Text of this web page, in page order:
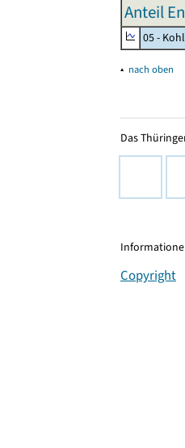
Anteil
05 -
▴ nach oben
Das
Copyright